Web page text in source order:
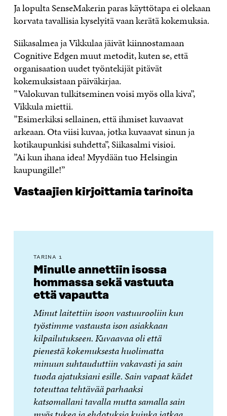
Ja lopulta SenseMakerin paras käyttötapa ei olekaan
korvata tavallisia kyselyitä vaan kerätä kokemuksia.
Siikasalmea ja Vikkulaa jäivät kiinnostamaan
Cognitive Edgen muut metodit, kuten se, että
organisaation uudet työntekijät pitävät
kokemuksistaan päiväkirjaa.
”Valokuvan tulkitseminen voisi myös olla kiva”,
Vikkula miettii.
”Esimerkiksi sellainen, että ihmiset kuvaavat
arkeaan. Ota viisi kuvaa, jotka kuvaavat sinun ja
kotikaupunkisi suhdetta”, Siikasalmi visioi.
”Ai kun ihana idea! Myydään tuo Helsingin
kaupungille!”
Vastaajien kirjoittamia tarinoita
TARINA 1
Minulle annettiin isossa
hommassa sekä vastuuta
että vapautta
Minut laitettiin isoon vastuurooliin kun
työstimme vastausta ison asiakkaan
kilpailutukseen. Kuvaavaa oli että
pienestä kokemuksesta huolimatta
minuun suhtauduttiin vakavasti ja sain
tuoda ajatuksiani esille. Sain vapaat kädet
toteuttaa tehtävää parhaaksi
katsomallani tavalla mutta samalla sain